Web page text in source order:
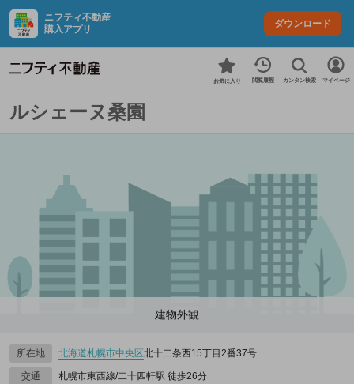
ニフティ不動産
購入アプリ
ダウンロード
お気に入り 閲覧履歴 カンタン検索 マイページ
ルシェーヌ桑園
建物外観
所在地 北海道札幌市中央区北十二条西15丁目2番37号
交通
札幌市東西線/二十四軒駅 徒歩26分